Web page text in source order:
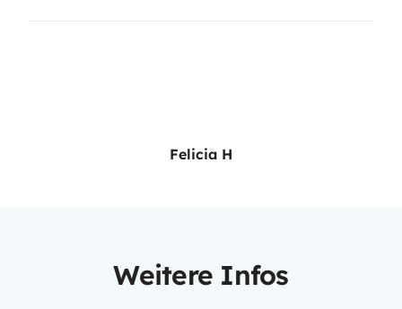
Felicia H
Weitere Infos